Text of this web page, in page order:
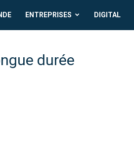
ENTREPRISES DIGITAL
durée